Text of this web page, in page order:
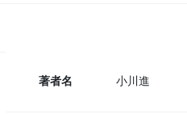
著者名 小川進